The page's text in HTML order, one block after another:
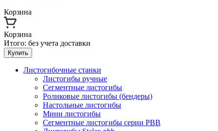
Корзина
Корзина
Итого: без учета доставки
Купить
Листогибочные станки
Листогибы ручные
Сегментные листогибы
Роликовые листогибы (бендеры)
Настольные листогибы
Мини листогибы
Сегментные листогибы серии PBB